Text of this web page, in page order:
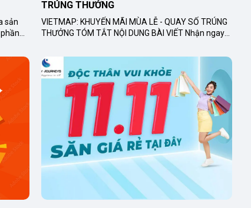
TRÚNG THƯỞNG
VIETMAP: KHUYẾN MÃI MÙA LỄ - QUAY SỐ TRÚNG
THƯỞNG TÓM TẮT NỘI DUNG BÀI VIẾT Nhận ngay
VIETMAP tron...